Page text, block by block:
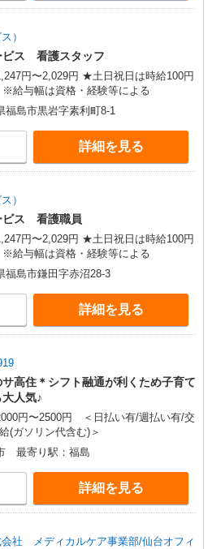
）
ビス 看護スタッフ
2,029円 ★土日祝日は時給100円
※給与幅は資格・経験等による
福島市黒岩字素利町8-1
詳細を見る
）
ビス 看護職員
2,029円 ★土日祝日は時給100円
※給与幅は資格・経験等による
福島市鎌田字赤沼28-3
詳細を見る
高住＊シフト融通が利くため子育て
人気♪
円〜2500円 ＜日払い有/週払い有/交
(ガソリン代含む)＞
最寄り駅：福島
詳細を見る
会社 メディカルケア事業部/仙台オフィ